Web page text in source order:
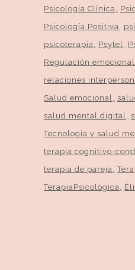
Psicología Clínica
Psicología Positiva
psicoterapia
Psytel
Regulación emocional
relaciones
Salud emocional
salud mental digital
Tecnología y salud
terapia cognitivo-
terapia de pareja
TerapiaPsicológica